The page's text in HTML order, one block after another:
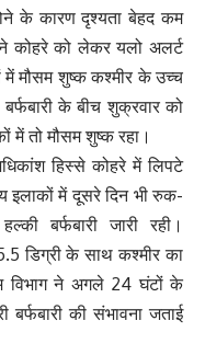
के कारण दृश्यता बेहद कम
ने कोहरे को लेकर यलो अलर्ट
में मौसम शुष्क कश्मीर के उच्च
बर्फबारी के बीच शुक्रवार को
में तो मौसम शुष्क रहा।
हिस्से कोहरे में लिपटे
इलाकों में दूसरे दिन भी रुक-
बर्फबारी जारी रही।
डिग्री के साथ कश्मीर का
विभाग ने अगले 24 घंटों के
बर्फबारी की संभावना जताई